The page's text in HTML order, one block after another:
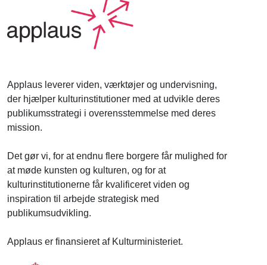
Applaus leverer viden, værktøjer og undervisning,
der hjælper kulturinstitutioner med at udvikle deres
publikumsstrategi i overensstemmelse med deres
mission.
Det gør vi, for at endnu flere borgere får mulighed for
at møde kunsten og kulturen, og for at
kulturinstitutionerne får kvalificeret viden og
inspiration til arbejde strategisk med
publikumsudvikling.
Applaus er finansieret af Kulturministeriet.